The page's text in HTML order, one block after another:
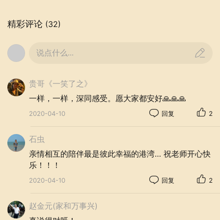
更俗气一点儿讲，对孙子的付出，得不到什么
一点儿道理。孙辈在你眼里不管是魔王还是天
慰籍更是无法替代的。摇头晃脑背几句古诗，
两张老脸就会笑烂。对老人而言，孙子在哪
里，幸福就在哪里！
精彩评论 (32)
说点什么...
贵哥《一笑了之》
一样，一样，深同感受。愿大家都安好🙏🙏🙏
2020-04-10 回复 2
石虫
亲情相互的陪伴最是彼此幸福的港湾… 祝老师开心快
乐！！！
2020-04-10 回复 2
赵金元(家和万事兴)